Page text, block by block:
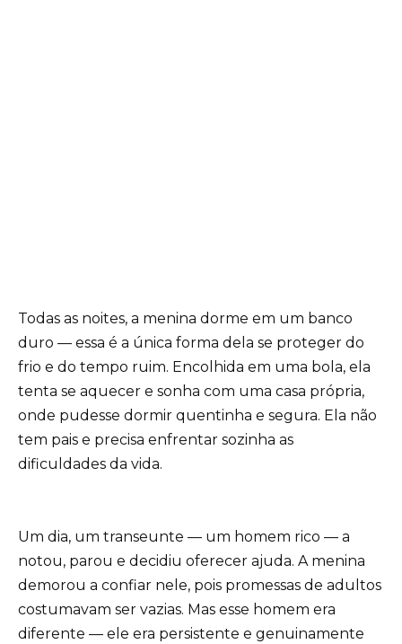
Todas as noites, a menina dorme em um banco
duro — essa é a única forma dela se proteger do
frio e do tempo ruim. Encolhida em uma bola, ela
tenta se aquecer e sonha com uma casa própria,
onde pudesse dormir quentinha e segura. Ela não
tem pais e precisa enfrentar sozinha as
dificuldades da vida.
Um dia, um transeunte — um homem rico — a
notou, parou e decidiu oferecer ajuda. A menina
demorou a confiar nele, pois promessas de adultos
costumavam ser vazias. Mas esse homem era
diferente — ele era persistente e genuinamente